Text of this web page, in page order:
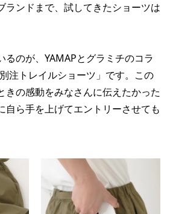
ランドまで、試してきたショーツは
るのが、YAMAPとグラミチのコラ
注トレイルショーツ」です。この
きの感動をみなさんに伝えたかった
自ら手を上げてエントリーさせても